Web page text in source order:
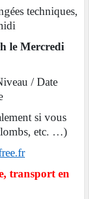
techniques,
le Mercredi
/ Date
si vous
etc. …)
transport en